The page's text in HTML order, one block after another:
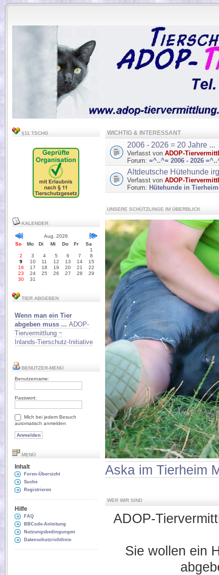
.
§11 TSCHG
KALENDER
Aug. 2026
So
Mo Di Mi Do Fr
Sa
1
2
3 4 5 6 7
8
9
10 11 12 13 14
15
16
17 18 19 20 21
22
23
24 25 26 27 28
29
30
31
TIER ABGEBEN
Wenn man ein Tier
abgeben muss ... ADOP-
Tiervermittlung ~
Inlands-Tierschutz-Initiative
BENUTZER-MENÜ
Benutzername:
Passwort:
Mich bei jedem Besuch
automatisch anmelden
MENÜ
Inhalt
Foren-Übersicht
Suche
Registrieren
Hilfe
FAQ
BBCode-Anleitung
Nutzungsbedingungen
Datenschutzrichtlinie
WICHTIG & INTERESSANT
2006 - 2026 = 20 Jahre ...
Verfasst von ADOP-
Forum: =^..^= 2006 - 2026
Altdeutsche Hütehunde
Verfasst von ADOP-
Forum: Hütehunde in
UNSERE SCHÜTZLINGE IM ÜBERBLICK
Aska im Tierheim
WER WIR SIND
ADOP-
Sie wollen ein